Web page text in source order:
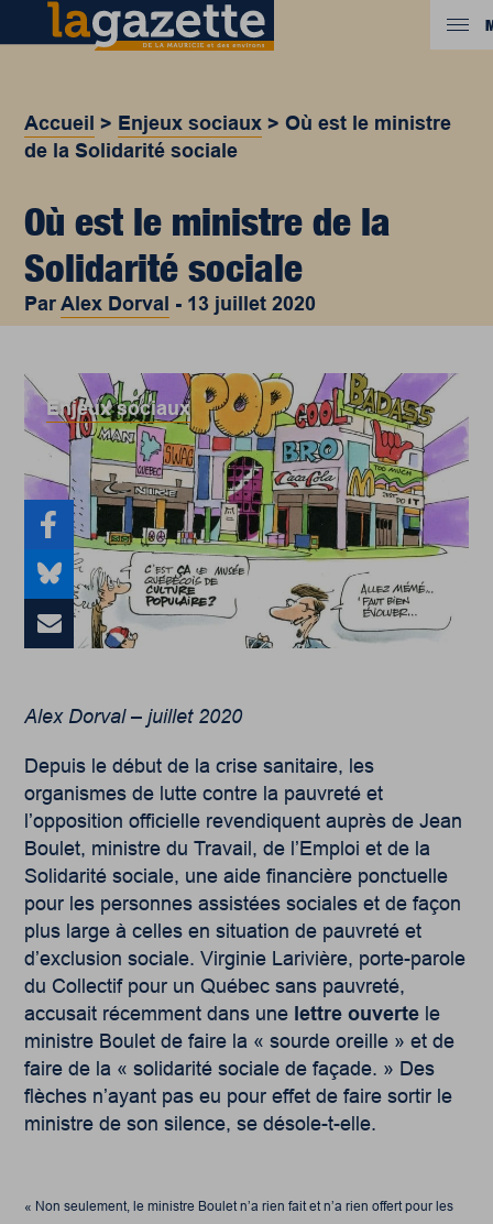
Accueil > Enjeux sociaux >Où est le ministre
de la Solidarité sociale
Où est le ministre de la
Solidarité sociale
ParAlex Dorval - 13 juillet 2020
Enjeux sociaux
Alex Dorval – juillet 2020
Depuis le début de la crise sanitaire, les
organismes de lutte contre la pauvreté et
l’opposition officielle revendiquent auprès de Jean
Boulet, ministre du Travail, de l’Emploi et de la
Solidarité sociale, une aide financière ponctuelle
pour les personnes assistées sociales et de façon
plus large à celles en situation de pauvreté et
d’exclusion sociale. Virginie Larivière, porte-parole
du Collectif pour un Québec sans pauvreté,
accusait récemment dans une lettre ouverte le
ministre Boulet de faire la « sourde oreille » et de
faire de la « solidarité sociale de façade. » Des
flèches n’ayant pas eu pour effet de faire sortir le
ministre de son silence, se désole-t-elle.
« Non seulement, le ministre Boulet n’a rien fait et n’a rien offert pour les